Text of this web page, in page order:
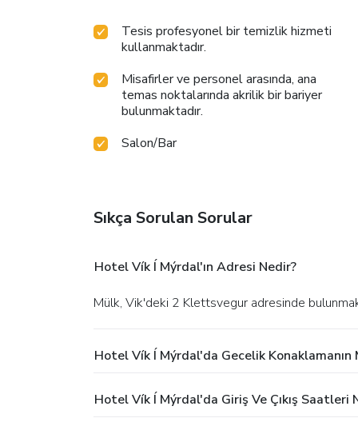
Tesis profesyonel bir temizlik hizmeti
kullanmaktadır.
Misafirler ve personel arasında, ana
temas noktalarında akrilik bir bariyer
bulunmaktadır.
Salon/Bar
Sıkça Sorulan Sorular
Hotel Vík Í Mýrdal'ın Adresi Nedir?
Mülk, Vik'deki 2 Klettsvegur adresinde
Hotel Vík Í Mýrdal'da Gecelik Konaklamanın
Hotel Vík Í Mýrdal'da Giriş Ve Çıkış Saatleri